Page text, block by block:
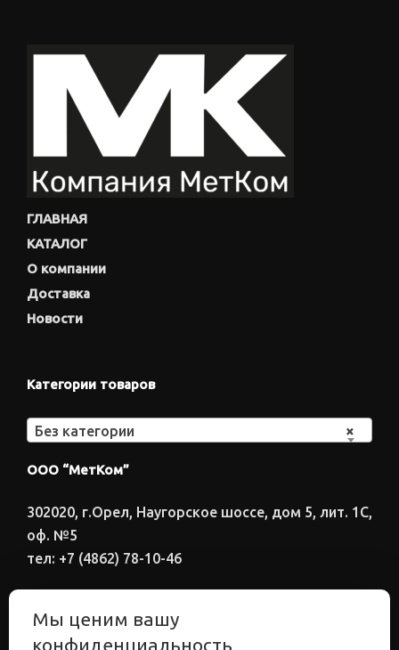
ГЛАВНАЯ
КАТАЛОГ
О компании
Доставка
Новости
Категории товаров
×
Без категории
ООО “МетКом”
302020, г.Орел, Наугорское шоссе, дом 5, лит. 1С,
оф. №5
тел: +7 (4862) 78-10-46
Электронный адрес
Мы ценим вашу
конфиденциальность